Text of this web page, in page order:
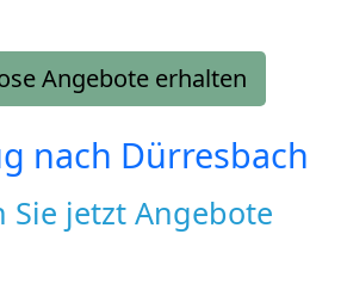
Angebote erhalten
nach Dürresbach
Sie jetzt Angebote